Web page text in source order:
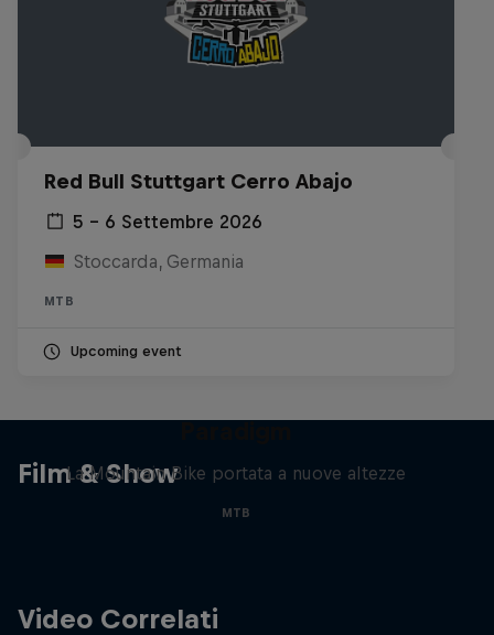
Red Bull Stuttgart Cerro Abajo
5 – 6 Settembre 2026
Stoccarda, Germania
MTB
Upcoming event
Film & Show
La Mountain Bike portata a nuove altezze
MTB
Video Correlati